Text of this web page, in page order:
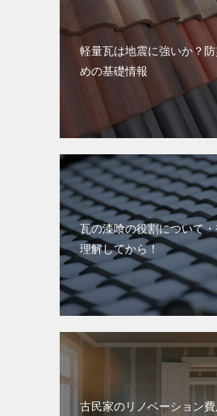
軽量瓦は地震に強いか？
めの基礎情報
瓦の漆喰の役割について
理解してから！
古民家のリノベーション費